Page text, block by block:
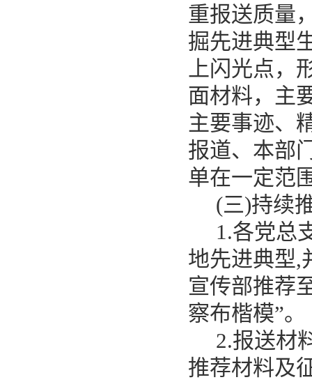
重报送质量
掘先进典型
上闪光点，
面材料，主
主要事迹、
报道、本部
单在一定范
(三)持续
1.各党总
地先进典型,
宣传部推荐
察布楷模”。
2.报送材
推荐材料及